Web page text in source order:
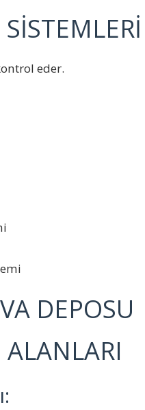
eder.
DEPOSU